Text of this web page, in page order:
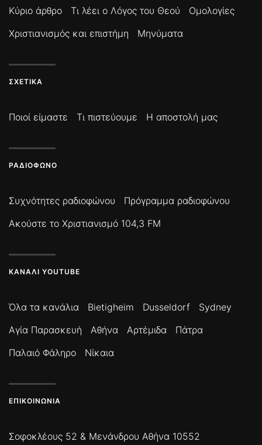
Κύριο άρθρο Τι λέει ο Λόγος του Θεού
Ομολογίες
Χριστιανισμός και επιστήμη
Μηνύματα
ΣΧΕΤΙΚΆ
Ποιοί είμαστε Τι πιστεύουμε Η αποστολή μας
ΡΑΔΙΌΦΩΝΟ
Συχνότητες ραδιοφώνου
Πρόγραμμα ραδιοφώνου
Ακούστε το Χριστιανισμό 104,3 FM
ΚΑΝΆΛΙ YOUTUBE
Όλα τα κανάλια Bietigheim Dusseldorf
Sydney
Αγία Παρασκευή
Αθήνα Αρτέμιδα
Πάτρα
Παλαιό Φάληρο
Νίκαια
ΕΠΙΚΟΙΝΩΝΊΑ
Σοφοκλέους 52 & Μενάνδρου Αθήνα 10552